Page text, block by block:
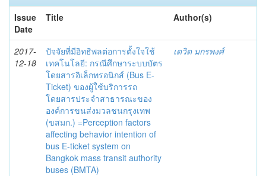
Issue
Date
Title Author(s)
2017-
12-18
ปัจจัยที่มีอิทธิพลต่อการตั้งใจใช้
เทคโนโลยี: กรณีศึกษาระบบบัตร
โดยสารอิเล็กทรอนิกส์ (Bus E-
Ticket) ของผู้ใช้บริการรถ
โดยสารประจำสาธารณะของ
องค์การขนส่งมวลชนกรุงเทพ
(ขสมก.) =Perception factors
affecting behavior intention of
bus E-ticket system on
Bangkok mass transit authority
buses (BMTA)
เดวิด มกรพงศ์